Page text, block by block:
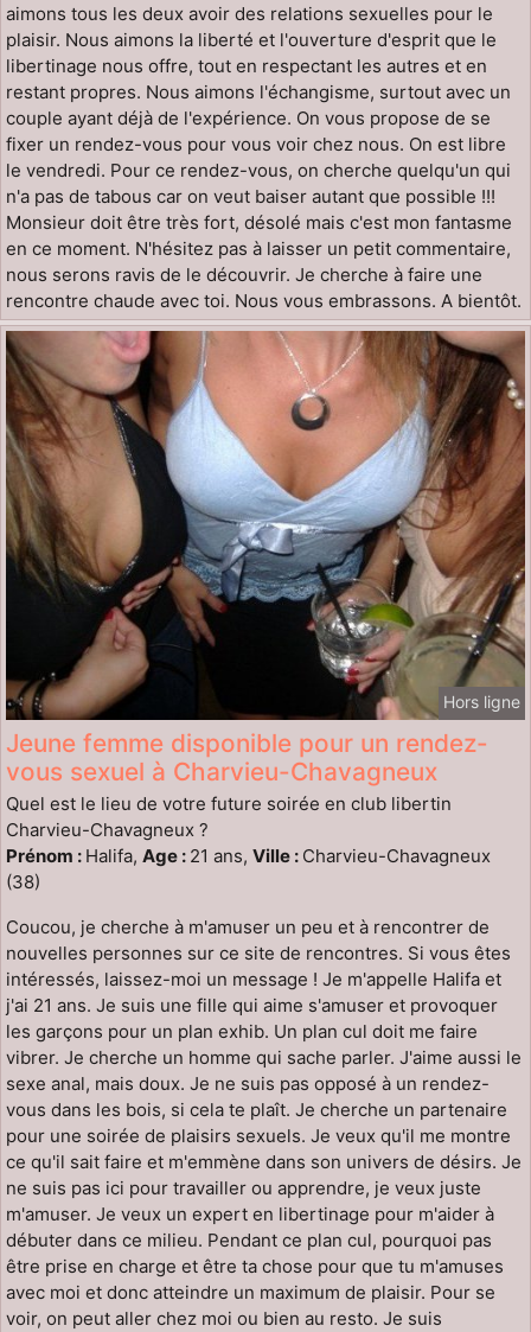
aimons tous les deux avoir des relations sexuelles pour le
plaisir. Nous aimons la liberté et l'ouverture d'esprit que le
libertinage nous offre, tout en respectant les autres et en
restant propres. Nous aimons l'échangisme, surtout avec un
couple ayant déjà de l'expérience. On vous propose de se
fixer un rendez-vous pour vous voir chez nous. On est libre
le vendredi. Pour ce rendez-vous, on cherche quelqu'un qui
n'a pas de tabous car on veut baiser autant que possible !!!
Monsieur doit être très fort, désolé mais c'est mon fantasme
en ce moment. N'hésitez pas à laisser un petit commentaire,
nous serons ravis de le découvrir. Je cherche à faire une
rencontre chaude avec toi. Nous vous embrassons. A bientôt.
Hors ligne
Jeune femme disponible pour un rendez-
vous sexuel à Charvieu-Chavagneux
Quel est le lieu de votre future soirée en club libertin
Charvieu-Chavagneux ?
Prénom : Halifa, Age : 21 ans, Ville : Charvieu-Chavagneux
(38)
Coucou, je cherche à m'amuser un peu et à rencontrer de
nouvelles personnes sur ce site de rencontres. Si vous êtes
intéressés, laissez-moi un message ! Je m'appelle Halifa et
j'ai 21 ans. Je suis une fille qui aime s'amuser et provoquer
les garçons pour un plan exhib. Un plan cul doit me faire
vibrer. Je cherche un homme qui sache parler. J'aime aussi le
sexe anal, mais doux. Je ne suis pas opposé à un rendez-
vous dans les bois, si cela te plaît. Je cherche un partenaire
pour une soirée de plaisirs sexuels. Je veux qu'il me montre
ce qu'il sait faire et m'emmène dans son univers de désirs. Je
ne suis pas ici pour travailler ou apprendre, je veux juste
m'amuser. Je veux un expert en libertinage pour m'aider à
débuter dans ce milieu. Pendant ce plan cul, pourquoi pas
être prise en charge et être ta chose pour que tu m'amuses
avec moi et donc atteindre un maximum de plaisir. Pour se
voir, on peut aller chez moi ou bien au resto. Je suis